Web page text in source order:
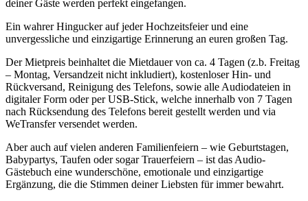
deiner Gäste werden perfekt eingefangen.
Ein wahrer Hingucker auf jeder Hochzeitsfeier und eine
unvergessliche und einzigartige Erinnerung an euren großen Tag.
Der Mietpreis beinhaltet die Mietdauer von ca. 4 Tagen (z.b. Freitag
– Montag, Versandzeit nicht inkludiert), kostenloser Hin- und
Rückversand, Reinigung des Telefons, sowie alle Audiodateien in
digitaler Form oder per USB-Stick, welche innerhalb von 7 Tagen
nach Rücksendung des Telefons bereit gestellt werden und via
WeTransfer versendet werden.
Aber auch auf vielen anderen Familienfeiern – wie Geburtstagen,
Babypartys, Taufen oder sogar Trauerfeiern – ist das Audio-
Gästebuch eine wunderschöne, emotionale und einzigartige
Ergänzung, die die Stimmen deiner Liebsten für immer bewahrt.